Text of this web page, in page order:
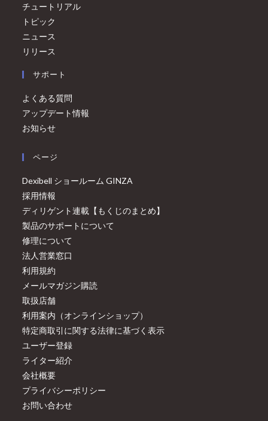
チュートリアル
トピック
ニュース
リリース
サポート
よくある質問
アップデート情報
お知らせ
ページ
Dexibell ショールーム GINZA
採用情報
ディリゲント連載【もくじのまとめ】
製品のサポートについて
修理について
法人営業窓口
利用規約
メールマガジン購読
取扱店舗
利用案内（オンラインショップ）
特定商取引に関する法律に基づく表示
ユーザー登録
ライター紹介
会社概要
プライバシーポリシー
お問い合わせ